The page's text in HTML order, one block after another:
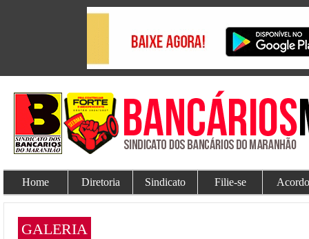
Home Diretoria Sindicato Filie-se
GALERIA